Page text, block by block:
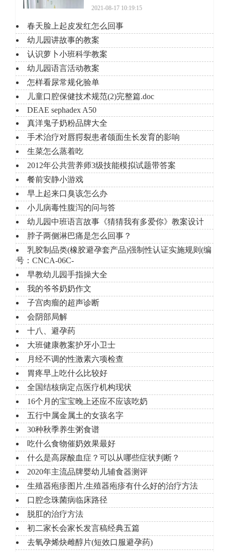
2021-08-17 10:19:15
春天脸上起皮发红怎么回事
幼儿园讲故事的教案
认识萝卜小班科学教案
幼儿园语言活动教案
怎样看尿常规化验单
儿童口腔保健技术规范(2)完整篇.doc
DEAE sephadex A50
真洋鬼子奶粉品牌大全
手术治疗对唇腭裂患者颌面生长发育的影响
生菜怎么蒸着吃
2012年公共营养师3级技能模拟试题带答案
餐前安静小游戏
早上起来口臭该怎么办
小儿病毒性腹泻的问与答
幼儿园中班语言故事《猜猜我有多爱你》教案设计
脖子两侧淋巴痛是怎么回事？
乳胶制品类(橡胶避孕套产品)强制性认证实施规则(编
号：CNCA-06C-
早教幼儿园手指操大全
我的爷爷奶奶作文
子宫肉瘤的超声诊断
会阴部局解
十八、避孕药
大班健康教案护牙小卫士
月经不调的性激素六项检查
胃疼早上吃什么比较好
全国结核病定点医疗机构现状
16个月的宝宝晚上还应不应该吃奶
五行中属金属土的女孩名字
30种秋季养生粥食谱
吃什么食物催奶效果最好
什么是高尿酸血症？可以从哪些症状判断？
2020年主流品牌婴幼儿辅食器测评
生殖器疱疹图片,生殖器疱疹有什么好的治疗方法
口腔念珠菌病临床路径
脱肛的治疗方法
初二家长会家长发言稿经典五篇
去氧孕烯炔雌醇片(短效口服避孕药)